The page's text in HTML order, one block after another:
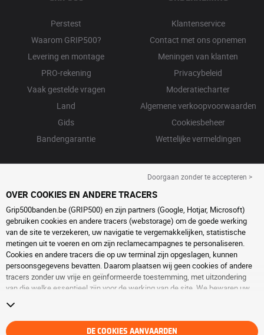
Perstest
Waarom GRIP500?
Levering en montage
PRO-rekening
Vaak gestelde vragen
Land
Gids
Bandengarantie
Klantenservice
Contact met ons opnemen
Meningen van klanten
Privacybeleid
Moderatiecharter
Algemene verkoopvoorwaarden
Cookiesbeheer
Wettelijke vermeldingen
Doorgaan zonder te accepteren >
OVER COOKIES EN ANDERE TRACERS
Grip500banden.be (GRIP500) en zijn partners (Google, Hotjar, Microsoft)
gebruiken cookies en andere tracers (webstorage) om de goede werking
van de site te verzekeren, uw navigatie te vergemakkelijken, statistische
metingen uit te voeren en om zijn reclamecampagnes te personaliseren.
Cookies en andere tracers die op uw terminal zijn opgeslagen, kunnen
persoonsgegevens bevatten. Daarom plaatsen wij geen cookies of andere
tracers zonder uw vrije en geïnformeerde toestemming, met uitzondering
van die welke essentieel zijn voor de werking van de site. We bewaren uw
naar de pagina over
om verder te surfen zonder het deponeren van cookies of andere tracers te
aanvaarden. Weigering verhindert de toegang tot diensten niet GRIP500.
DE COOKIES AANVAARDEN